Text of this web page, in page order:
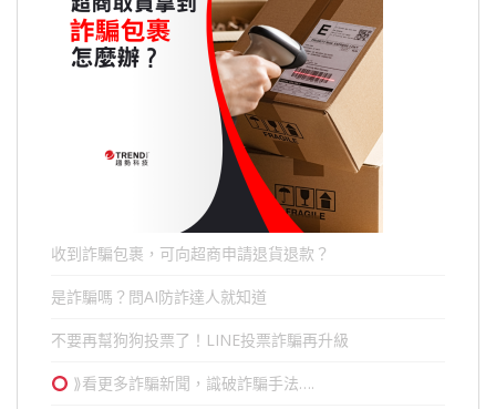
收到詐騙包裹，可向超商申請退貨退款？
是詐騙嗎？問AI防詐達人就知道
不要再幫狗狗投票了！LINE投票詐騙再升級
⟫看更多詐騙新聞，識破詐騙手法….